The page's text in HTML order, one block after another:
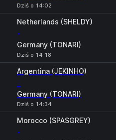
Dziś o 14:02
Netherlands (SHELDY)
-
Germany (TONARI)
Dziś o 14:18
Argentina (JEKINHO)
-
Germany (TONARI)
Dziś o 14:34
Morocco (SPASGREY)
-